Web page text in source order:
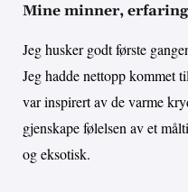
Mine minner,
Jeg husker godt første
Jeg hadde nettopp kommet
var inspirert av de varme
gjenskape følelsen av et
og eksotisk.